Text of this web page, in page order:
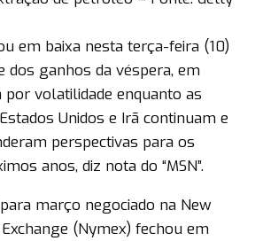
em baixa nesta terça-feira (10)
dos ganhos da véspera, em
por volatilidade enquanto as
Unidos e Irã continuam e
perspectivas para os
anos, diz nota do “MSN”.
março negociado na New
(Nymex) fechou em